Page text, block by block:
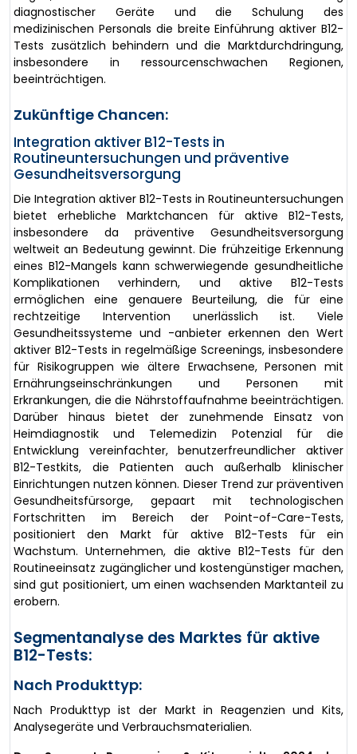
diagnostischer Geräte und die Schulung des
medizinischen Personals die breite Einführung aktiver B12-
Tests zusätzlich behindern und die Marktdurchdringung,
insbesondere in ressourcenschwachen Regionen,
beeinträchtigen.
Zukünftige Chancen:
Integration aktiver B12-Tests in
Routineuntersuchungen und präventive
Gesundheitsversorgung
Die Integration aktiver B12-Tests in Routineuntersuchungen
bietet erhebliche Marktchancen für aktive B12-Tests,
insbesondere da präventive Gesundheitsversorgung
weltweit an Bedeutung gewinnt. Die frühzeitige Erkennung
eines B12-Mangels kann schwerwiegende gesundheitliche
Komplikationen verhindern, und aktive B12-Tests
ermöglichen eine genauere Beurteilung, die für eine
rechtzeitige Intervention unerlässlich ist. Viele
Gesundheitssysteme und -anbieter erkennen den Wert
aktiver B12-Tests in regelmäßige Screenings, insbesondere
für Risikogruppen wie ältere Erwachsene, Personen mit
Ernährungseinschränkungen und Personen mit
Erkrankungen, die die Nährstoffaufnahme beeinträchtigen.
Darüber hinaus bietet der zunehmende Einsatz von
Heimdiagnostik und Telemedizin Potenzial für die
Entwicklung vereinfachter, benutzerfreundlicher aktiver
B12-Testkits, die Patienten auch außerhalb klinischer
Einrichtungen nutzen können. Dieser Trend zur präventiven
Gesundheitsfürsorge, gepaart mit technologischen
Fortschritten im Bereich der Point-of-Care-Tests,
positioniert den Markt für aktive B12-Tests für ein
Wachstum. Unternehmen, die aktive B12-Tests für den
Routineeinsatz zugänglicher und kostengünstiger machen,
sind gut positioniert, um einen wachsenden Marktanteil zu
erobern.
Segmentanalyse des Marktes für aktive
B12-Tests:
Nach Produkttyp:
Nach Produkttyp ist der Markt in Reagenzien und Kits,
Analysegeräte und Verbrauchsmaterialien.